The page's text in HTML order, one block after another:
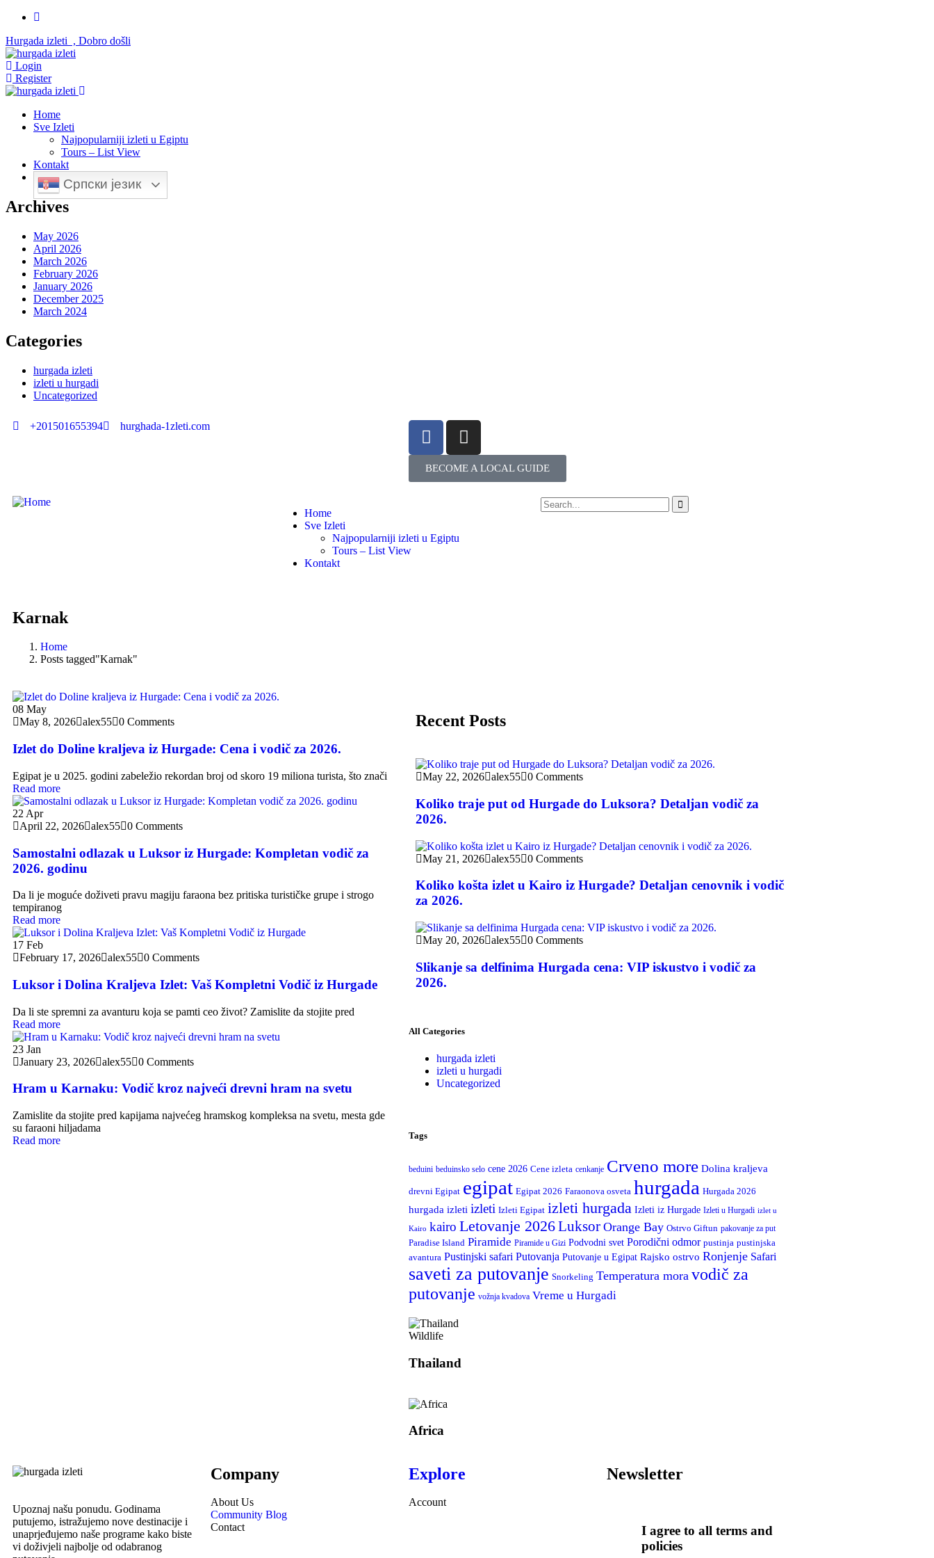
Hurgada izleti , Dobro došli
Login
Register
Home
Sve Izleti
Najpopularniji izleti u Egiptu
Tours – List View
Kontakt
Српски језик
Archives
May 2026
April 2026
March 2026
February 2026
January 2026
December 2025
March 2024
Categories
hurgada izleti
izleti u hurgadi
Uncategorized
+201501655394 hurghada-1zleti.com
BECOME A LOCAL GUIDE
Home
Sve Izleti
Najpopularniji izleti u Egiptu
Tours – List View
Kontakt
Karnak
Home
Posts tagged"Karnak"
08 May
May 8, 2026 alex55 0 Comments
Izlet do Doline kraljeva iz Hurgade: Cena i vodič za 2026.
Egipat je u 2025. godini zabeležio rekordan broj od skoro 19 miliona turista, što znači
Read more
22 Apr
April 22, 2026 alex55 0 Comments
Samostalni odlazak u Luksor iz Hurgade: Kompletan vodič za
2026. godinu
Da li je moguće doživeti pravu magiju faraona bez pritiska turističke grupe i strogo
tempiranog
Read more
17 Feb
February 17, 2026 alex55 0 Comments
Luksor i Dolina Kraljeva Izlet: Vaš Kompletni Vodič iz Hurgade
Da li ste spremni za avanturu koja se pamti ceo život? Zamislite da stojite pred
Read more
23 Jan
January 23, 2026 alex55 0 Comments
Hram u Karnaku: Vodič kroz najveći drevni hram na svetu
Zamislite da stojite pred kapijama najvećeg hramskog kompleksa na svetu, mesta gde
su faraoni hiljadama
Read more
Recent Posts
May 22, 2026 alex55 0 Comments
Koliko traje put od Hurgade do Luksora? Detaljan vodič za
2026.
May 21, 2026 alex55 0 Comments
Koliko košta izlet u Kairo iz Hurgade? Detaljan cenovnik i vodič
za 2026.
May 20, 2026 alex55 0 Comments
Slikanje sa delfinima Hurgada cena: VIP iskustvo i vodič za
2026.
All Categories
hurgada izleti
izleti u hurgadi
Uncategorized
Tags
beduini beduinsko selo cene 2026 Cene izleta cenkanje Crveno more Dolina kraljeva
drevni Egipat egipat Egipat 2026 Faraonova osveta hurgada Hurgada 2026
hurgada izleti izleti Izleti Egipat izleti hurgada Izleti iz Hurgade Izleti u Hurgadi izlet u
Kairo kairo Letovanje 2026Luksor Orange Bay Ostrvo Giftun pakovanje za put
Paradise Island Piramide Piramide u Gizi Podvodni svet Porodični odmor pustinja pustinjska
avantura Pustinjski safari Putovanja Putovanje u Egipat Rajsko ostrvo Ronjenje Safari
saveti za putovanje Snorkeling Temperatura mora vodič za
putovanje vožnja kvadova Vreme u Hurgadi
Wildlife
Thailand
Africa
Upoznaj našu ponudu. Godinama
putujemo, istražujemo nove destinacije i
unaprjeđujemo naše programe kako biste
vi doživjeli najbolje od odabranog
Company
About Us
Community Blog
Contact
Explore
Account
Newsletter
I agree to all terms and
policies